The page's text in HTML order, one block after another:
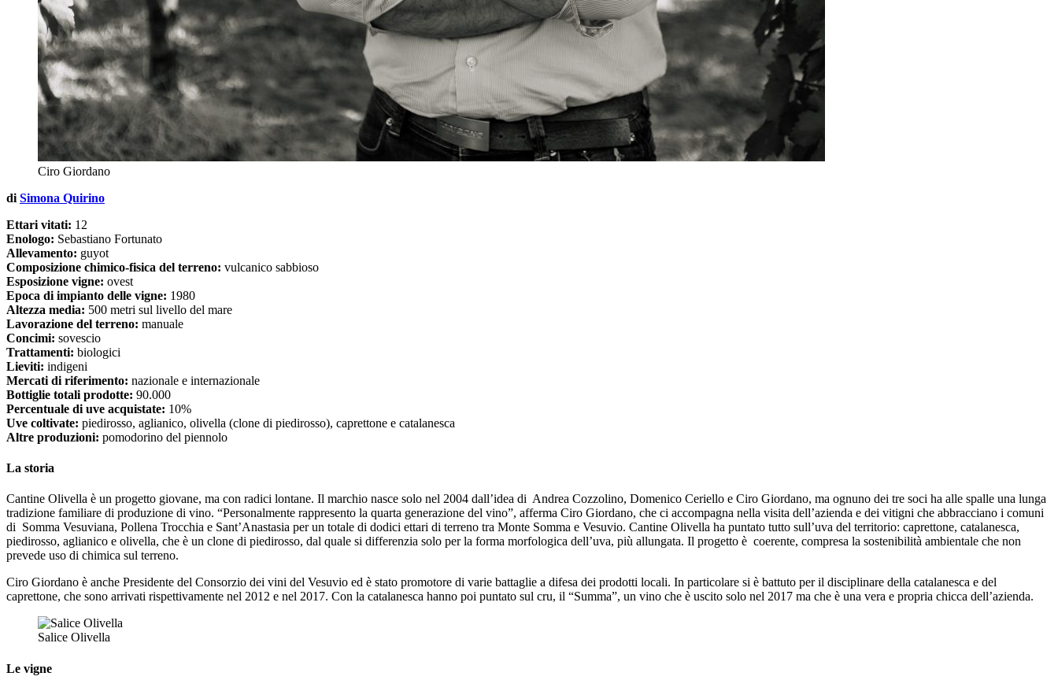
Ciro Giordano
di Simona Quirino
Ettari vitati: 12
Enologo: Sebastiano Fortunato
Allevamento: guyot
Composizione chimico-fisica del terreno: vulcanico sabbioso
Esposizione vigne: ovest
Epoca di impianto delle vigne: 1980
Altezza media: 500 metri sul livello del mare
Lavorazione del terreno: manuale
Concimi: sovescio
Trattamenti: biologici
Lieviti: indigeni
Mercati di riferimento: nazionale e internazionale
Bottiglie totali prodotte: 90.000
Percentuale di uve acquistate: 10%
Uve coltivate: piedirosso, aglianico, olivella (clone di piedirosso), caprettone e catalanesca
Altre produzioni: pomodorino del piennolo
La storia
Cantine Olivella è un progetto giovane, ma con radici lontane. Il marchio nasce solo nel 2004 dall’idea di Andrea Cozzolino, Domenico Ceriello e Ciro Giordano, ma ognuno dei tre soci ha alle spalle una lunga
tradizione familiare di produzione di vino. “Personalmente rappresento la quarta generazione del vino”, afferma Ciro Giordano, che ci accompagna nella visita dell’azienda e dei vitigni che abbracciano i comuni
di Somma Vesuviana, Pollena Trocchia e Sant’Anastasia per un totale di dodici ettari di terreno tra Monte Somma e Vesuvio. Cantine Olivella ha puntato tutto sull’uva del territorio: caprettone, catalanesca,
piedirosso, aglianico e olivella, che è un clone di piedirosso, dal quale si differenzia solo per la forma morfologica dell’uva, più allungata. Il progetto è coerente, compresa la sostenibilità ambientale che non
prevede uso di chimica sul terreno.
Ciro Giordano è anche Presidente del Consorzio dei vini del Vesuvio ed è stato promotore di varie battaglie a difesa dei prodotti locali. In particolare si è battuto per il disciplinare della catalanesca e del
caprettone, che sono arrivati rispettivamente nel 2012 e nel 2017. Con la catalanesca hanno poi puntato sul cru, il “Summa”, un vino che è uscito solo nel 2017 ma che è una vera e propria chicca dell’azienda.
Salice Olivella
Le vigne